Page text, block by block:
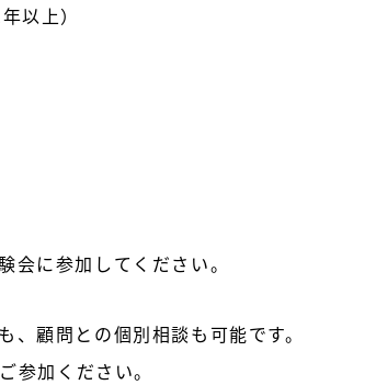
以上）
に参加してください。
顧問との個別相談も可能です。
加ください。